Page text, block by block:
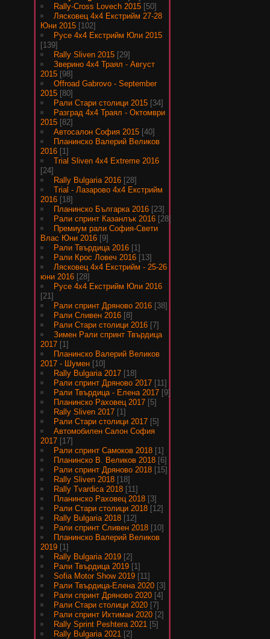
Rally-Cross Lovech 2015 [50]
Лясковец 4х4 Екстрийм 27-28
Юни 2015 [102]
Русе 4х4 Екстрийм Юли 2015
[139]
Rally Sliven 2015 [29]
Зверино 4х4 Траял - Август
2015 [98]
Offroad Gabrovo - September
2015 [80]
Рали Стари столици 2015 [34]
Разград 4х4 Траял - Октомври
2015 [82]
Автосалон София 2015 [40]
Планинско Валерий Великов
2016 [1]
Trial Sliven 4x4 Extreme 2016
[24]
Rally Bulgaria 2016 [28]
Trial - Лазарово 4х4 Екстрийм
2016 [18]
Планинско Българка 2016 [23]
Рали спринт Казанлък 2016 [28]
Премиум рали София-Свети
Влас Юни 2016 [9]
Рали Твърдица 2016 [1]
Рали Крос Ловеч 2016 [13]
Лясковец 4х4 Екстрийм - 25-26
юни 2016 [28]
Русе 4х4 Екстрийм Юли 2016
[21]
Рали спринт Дряново 2016 [38]
Рали Сливен 2016 [8]
Рали Стари столици 2016 [7]
Зимен Рали спринт Твърдица
2017 [1]
Планинско Валерий Великов
2017 - Шумен [10]
Rally Bulgaria 2017 [18]
Рали спринт Дряново 2017 [11]
Рали Твърдица - Елена 2017 [9]
Планинско Раховец 2017 [5]
Rally Sliven 2017 [1]
Рали Стари столици 2017 [5]
Автомобилен Салон София
2017 [17]
Рали спринт Самоков 2018 [1]
Планинско В. Великов 2018 [6]
Рали спринт Дряново 2018 [15]
Rally Sliven 2018 [18]
Rally Tvardica 2018 [11]
Планинско Раховец 2018 [3]
Рали Стари столици 2018 [12]
Rally Bulgaria 2018 [12]
Рали спринт Сливен 2018 [10]
Планинско Валерий Великов
2019 [1]
Rally Bulgaria 2019 [2]
Рали Твърдица 2019 [1]
Sofia Motor Show 2019 [11]
Рали Твърдица-Елена 2020 [3]
Рали спринт Дряново 2020 [4]
Рали Стари столици 2020 [7]
Рали спринт Ихтиман 2020 [2]
Rally Sprint Peshtera 2021 [5]
Rally Bulgaria 2021 [2]